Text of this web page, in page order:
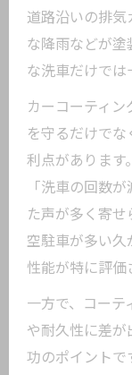
道路沿いの排
な降雨などが塗
な洗車だけでは
カーコーティ
を守るだけで
利点があります
「洗車の回数
た声が多く寄
空駐車が多い久
性能が特に評価
一方で、コーテ
や耐久性に差
功のポイントで